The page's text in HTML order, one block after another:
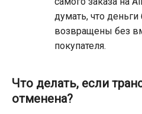
думать, что
возвращены без
покупателя.
Что делать, если
отменена?